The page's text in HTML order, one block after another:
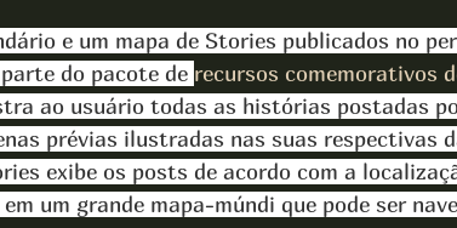
e um mapa de Stories publicados no
do pacote de recursos comemorativos
ao usuário todas as histórias postadas
prévias ilustradas nas suas respectivas
exibe os posts de acordo com a
um grande mapa-múndi que pode ser